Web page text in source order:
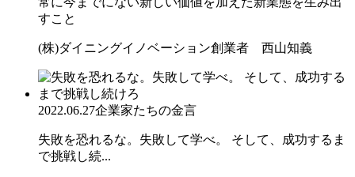
すこと
(株)ダイニングイノベーション創業者 西山知義
2022.06.27企業家たちの金言
失敗を恐れるな。失敗して学べ。 そして、成功するま
で挑戦し続...